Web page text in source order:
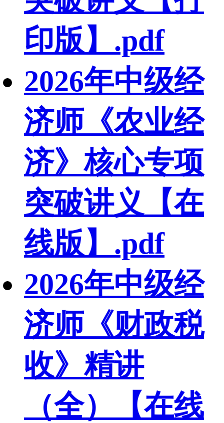
印版】.pdf
2026年中级经
济师《农业经
济》核心专项
突破讲义【在
线版】.pdf
2026年中级经
济师《财政税
收》精讲
（全）【在线